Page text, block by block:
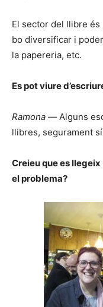
El sector del llibre és
bo diversificar i
la papereria, etc.
Es pot viure
Ramona — Alguns
llibres, segurament
Creieu que es llegeix
el problema?